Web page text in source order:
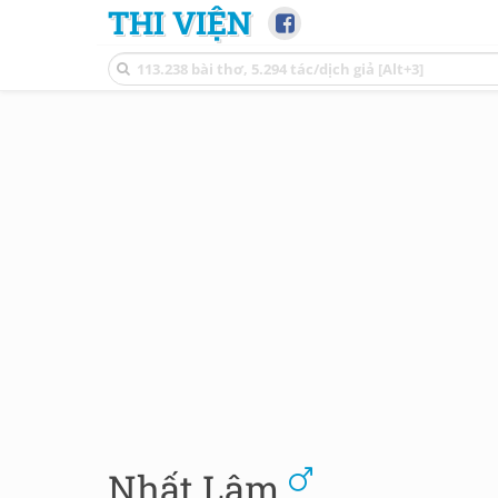
THI VIỆN
Nhất Lâm